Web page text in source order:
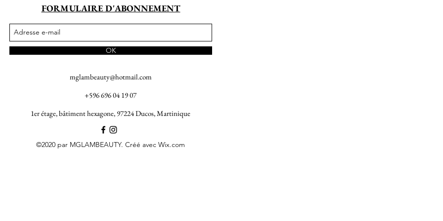
FORMULAIRE D'ABONNEMENT
OK
mglambeauty@hotmail.com
+596 696 04 19 07
1er étage, bâtiment hexagone, 97224 Ducos, Martinique
©2020 par MGLAMBEAUTY. Créé avec Wix.com